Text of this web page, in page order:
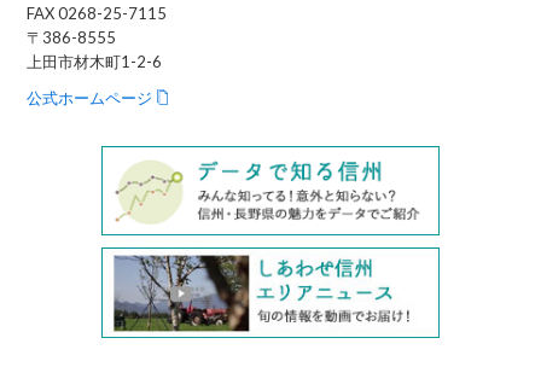
FAX 0268-25-7115
〒386-8555
上田市材木町1-2-6
公式ホームページ